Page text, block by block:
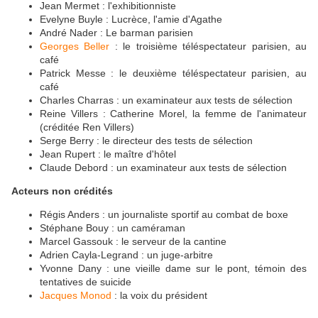
Jean Mermet : l'exhibitionniste
Evelyne Buyle : Lucrèce, l'amie d'Agathe
André Nader : Le barman parisien
Georges Beller : le troisième téléspectateur parisien, au
café
Patrick Messe : le deuxième téléspectateur parisien, au
café
Charles Charras : un examinateur aux tests de sélection
Reine Villers : Catherine Morel, la femme de l'animateur
(créditée Ren Villers)
Serge Berry : le directeur des tests de sélection
Jean Rupert : le maître d'hôtel
Claude Debord : un examinateur aux tests de sélection
Acteurs non crédités
Régis Anders : un journaliste sportif au combat de boxe
Stéphane Bouy : un caméraman
Marcel Gassouk : le serveur de la cantine
Adrien Cayla-Legrand : un juge-arbitre
Yvonne Dany : une vieille dame sur le pont, témoin des
tentatives de suicide
Jacques Monod : la voix du président